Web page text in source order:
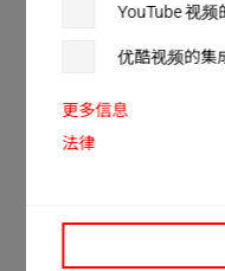
YouTube 视频
优酷视频的集
更多信息
法律
MPW
超声波
此超声波冲压和密封